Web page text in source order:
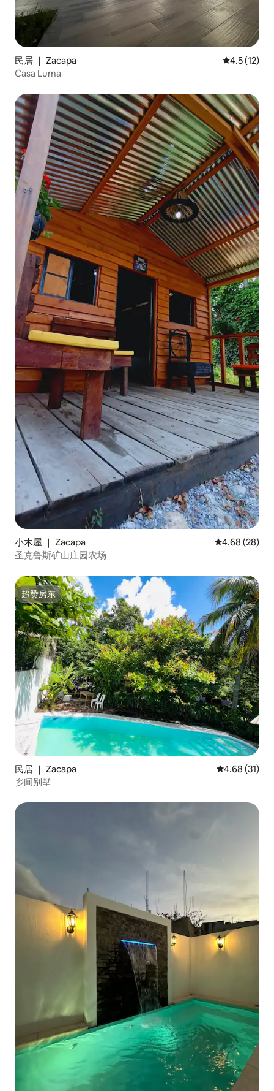
民居 ｜ Zacapa 平均评分
4.5 (12)
Casa Luma
小木屋 ｜ Zacapa 平均评分 4.68
4.68 (28)
圣克鲁斯矿山庄园农场
超赞房东
超赞房东
民居 ｜ Zacapa 平均评分
4.68 (31)
乡间别墅